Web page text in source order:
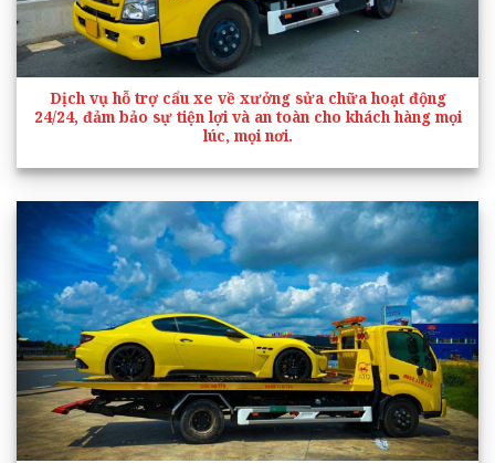
Dịch vụ hỗ trợ cẩu xe về xưởng sửa chữa hoạt động
24/24, đảm bảo sự tiện lợi và an toàn cho khách hàng mọi
lúc, mọi nơi.